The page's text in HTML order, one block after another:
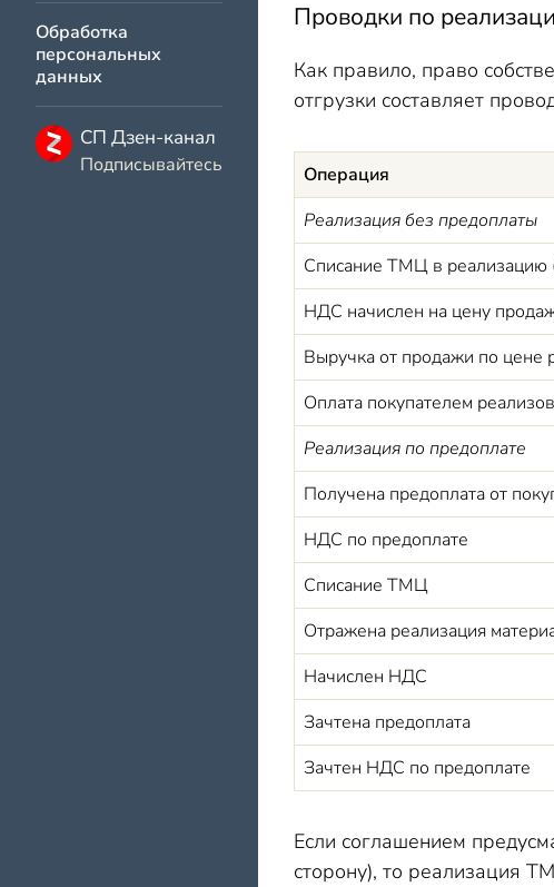
Обработка
персональных
данных
СП Дзен-канал
Подписывайтесь
Проводки по
Как правило, право
отгрузки составляет
Операция
Реализация без предоплаты
Списание ТМЦ в реализацию
НДС начислен на цену
Выручка от продажи по цене
Оплата покупателем
Реализация по предоплате
Получена предоплата от
НДС по предоплате
Списание ТМЦ
Отражена реализация
Начислен НДС
Зачтена предоплата
Зачтен НДС по предоплате
Если соглашением
сторону), то реализация